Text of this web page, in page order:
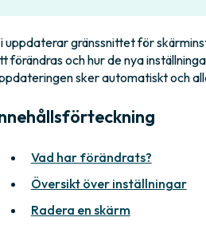
uppdaterar gränssnittet för
förändras och hur de nya
sker automatiskt och
Vad har förändrats?
Översikt över inställningar
Radera en skärm